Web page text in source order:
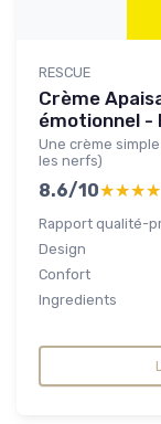
RESCUE
Crème
émotionnel -
Une crème
les nerfs)
8.6/10
Rapport qualité-
Design
Confort
Ingredients